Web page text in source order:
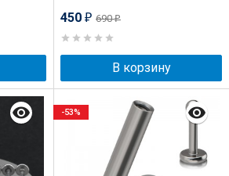
450 ₽ 690₽
В корзину
-53%